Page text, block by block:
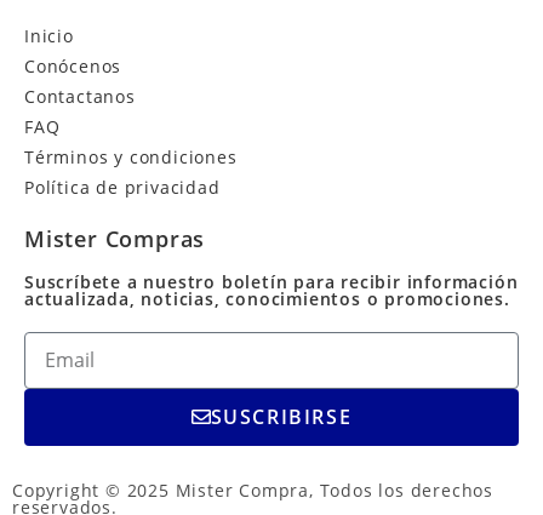
Inicio
Conócenos
Contactanos
FAQ
Términos y condiciones
Política de privacidad
Mister Compras
Suscríbete a nuestro boletín para recibir información
actualizada, noticias, conocimientos o promociones.
SUSCRIBIRSE
Copyright © 2025 Mister Compra, Todos los derechos
reservados.